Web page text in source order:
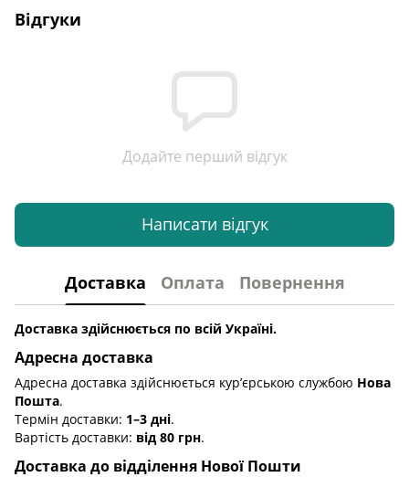
Відгуки
Додайте перший відгук
Написати відгук
Доставка Оплата Повернення
Доставка здійснюється по всій Україні.
Адресна доставка
Адресна доставка здійснюється кур’єрською службою Нова
Пошта.
Термін доставки: 1–3 дні.
Вартість доставки: від 80 грн.
Доставка до відділення Нової Пошти